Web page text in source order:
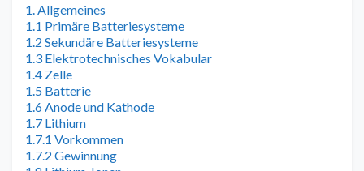
1. Allgemeines
1.1 Primäre Batteriesysteme
1.2 Sekundäre Batteriesysteme
1.3 Elektrotechnisches Vokabular
1.4 Zelle
1.5 Batterie
1.6 Anode und Kathode
1.7 Lithium
1.7.1 Vorkommen
1.7.2 Gewinnung